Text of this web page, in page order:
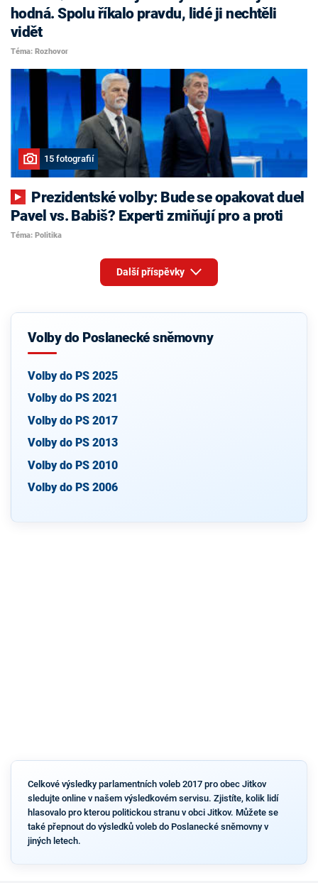
hodná. Spolu říkalo pravdu, lidé ji nechtěli
vidět
Téma: Rozhovor
15 fotografií
Pavel vs. Babiš? Experti zmiňují pro a proti
Téma: Politika
Další příspěvky
Volby do Poslanecké sněmovny
Volby do PS 2025
Volby do PS 2021
Volby do PS 2017
Volby do PS 2013
Volby do PS 2010
Volby do PS 2006
Celkové výsledky parlamentních voleb 2017 pro obec Jitkov
sledujte online v našem výsledkovém servisu. Zjistíte, kolik lidí
hlasovalo pro kterou politickou stranu v obci Jitkov. Můžete se
také přepnout do výsledků voleb do Poslanecké sněmovny v
jiných letech.